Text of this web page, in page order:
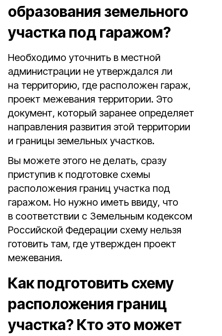
образования земельного
участка под гаражом?
Необходимо уточнить в местной
администрации не утверждался ли
на территорию, где расположен гараж,
проект межевания территории. Это
документ, который заранее определяет
направления развития этой территории
и границы земельных участков.
Вы можете этого не делать, сразу
приступив к подготовке схемы
расположения границ участка под
гаражом. Но нужно иметь ввиду, что
в соответствии с Земельным кодексом
Российской Федерации схему нельзя
готовить там, где утвержден проект
межевания.
Как подготовить схему
расположения границ
участка? Кто это может